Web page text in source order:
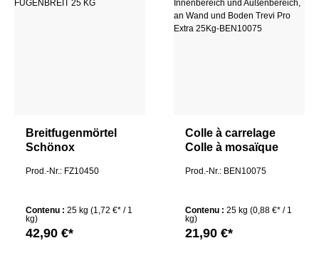
Breitfugenmörtel
Schönox
KG
Prod.-Nr.: FZ10450
Contenu : 25 kg (1,72 €* / 1
kg)
42,90 €*
Colle à carrelage
Colle à mosaïque
l'extérieur, au mur
Extra 25Kg
Prod.-Nr.: BEN10075
Contenu : 25 kg (0,88 €* / 1
kg)
21,90 €*